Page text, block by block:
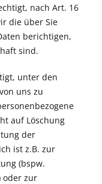
nach Art. 16
die über Sie
berichtigen,
sind.
unter den
uns zu
auf Löschung
der
ist z.B. zur
(bspw.
oder zur